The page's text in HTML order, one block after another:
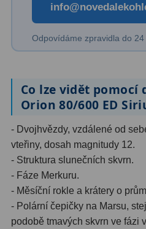
Námořní
Sportovní54
Dálkoměry a Noční vidění17
Dálkoměry9
Noční vidění
Mikroskopy76
Pro děti5
Odpovídáme zpravidla do
Co lze vidět pomocí
Orion 80/600 ED
- Dvojhvězdy, vzdálené od
vteřiny, dosah magnitudy 12.
- Struktura slunečních skvrn.
- Fáze Merkuru.
- Měsíční rokle a krátery o
- Polární čepičky na Marsu,
podobě tmavých skvrn ve fázi